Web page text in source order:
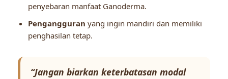
penyebaran manfaat Ganoderma.
Pengangguran yang ingin mandiri dan memiliki
penghasilan tetap.
“Jangan biarkan keterbatasan modal